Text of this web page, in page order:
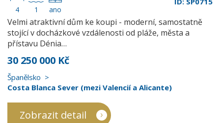
4 1 ano
Velmi atraktivní dům ke koupi - moderní, samostatně
stojící v docházkové vzdálenosti od pláže, města a
přístavu Dénia…
30 250 000 Kč
Španělsko
Costa Blanca Sever (mezi Valencií a Alicante)
Zobrazit detail